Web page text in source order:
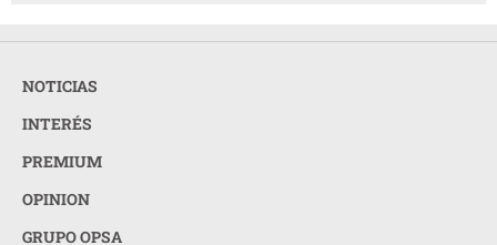
NOTICIAS
INTERÉS
PREMIUM
OPINION
GRUPO OPSA